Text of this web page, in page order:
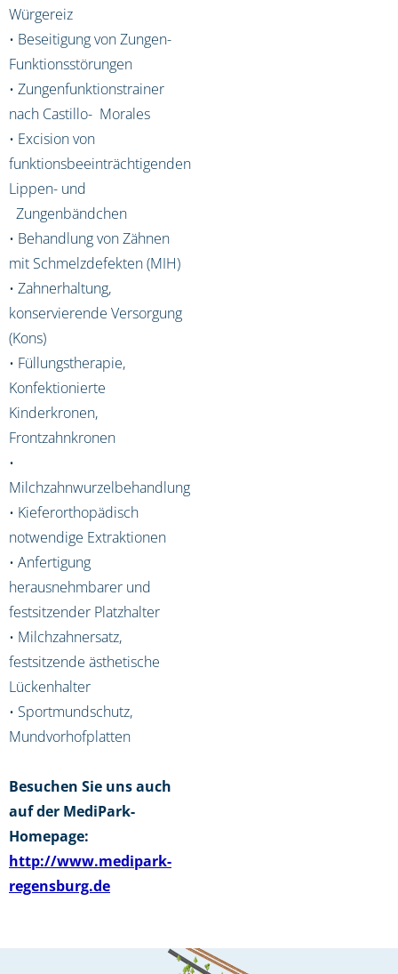
Würgereiz
• Beseitigung von Zungen-
Funktionsstörungen
• Zungenfunktionstrainer
nach Castillo- Morales
• Excision von
funktionsbeeinträchtigenden
Lippen- und
Zungenbändchen
• Behandlung von Zähnen
mit Schmelzdefekten (MIH)
• Zahnerhaltung,
konservierende Versorgung
(Kons)
• Füllungstherapie,
Konfektionierte
Kinderkronen,
Frontzahnkronen
•
Milchzahnwurzelbehandlung
• Kieferorthopädisch
notwendige Extraktionen
• Anfertigung
herausnehmbarer und
festsitzender Platzhalter
• Milchzahnersatz,
festsitzende ästhetische
Lückenhalter
• Sportmundschutz,
Mundvorhofplatten
Besuchen Sie uns auch
auf der MediPark-
Homepage:
http://www.medipark-
regensburg.de